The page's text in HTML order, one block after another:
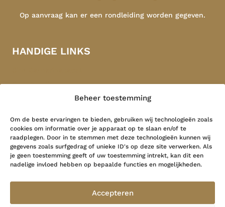
Beheer toestemming
Om de beste ervaringen te bieden, gebruiken wij technologieën zoals
cookies om informatie over je apparaat op te slaan en/of te
raadplegen. Door in te stemmen met deze technologieën kunnen wij
gegevens zoals surfgedrag of unieke ID's op deze site verwerken. Als
je geen toestemming geeft of uw toestemming intrekt, kan dit een
nadelige invloed hebben op bepaalde functies en mogelijkheden.
Accepteren
Op aanvraag kan er een rondleiding worden gegeven.
HANDIGE LINKS
Congregatie
LAATSTE NIEUWS
Grote Geest …
26 mei 2026
Herinner me, heer…